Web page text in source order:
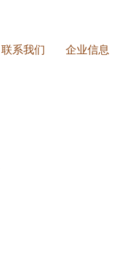
联系我们 企业信息